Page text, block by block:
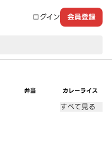
ログイン 会員登録
弁当 カレーライス
すべて見る